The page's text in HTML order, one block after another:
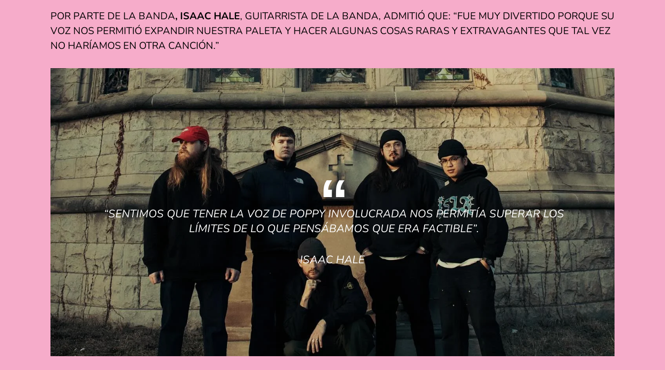
POR PARTE DE LA BANDA, ISAAC HALE, GUITARRISTA DE LA BANDA, ADMITIÓ QUE: “FUE MUY DIVERTIDO PORQUE SU
VOZ NOS PERMITIÓ EXPANDIR NUESTRA PALETA Y HACER ALGUNAS COSAS RARAS Y EXTRAVAGANTES QUE TAL VEZ
NO HARÍAMOS EN OTRA CANCIÓN.”
“SENTIMOS QUE TENER LA VOZ DE POPPY INVOLUCRADA NOS PERMITÍA SUPERAR LOS
LÍMITES DE LO QUE PENSÁBAMOS QUE ERA FACTIBLE”.
ISAAC HALE